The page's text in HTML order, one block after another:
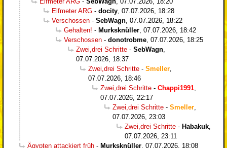
Elfmeter ARG - docity, 07.07.2026, 18:28
Verschossen - SebWagn, 07.07.2026, 18:22
Gehalten! - Murksknüller, 07.07.2026, 18:42
Verschossen - donotrobme, 07.07.2026, 18:25
Zwei,drei Schritte - SebWagn,
07.07.2026, 18:37
Zwei,drei Schritte - Smeller,
07.07.2026, 18:46
Zwei,drei Schritte - Chappi1991,
07.07.2026, 22:17
Zwei,drei Schritte - Smeller,
07.07.2026, 23:03
Zwei,drei Schritte - Habakuk,
07.07.2026, 23:11
Ägypten attackiert früh - Murksknüller, 07.07.2026, 18:08